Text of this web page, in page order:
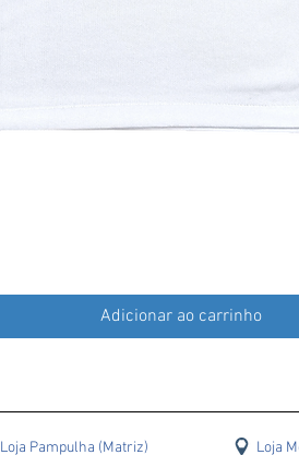
Adicionar ao carrinho
Loja Pampulha (Matriz)
Loja